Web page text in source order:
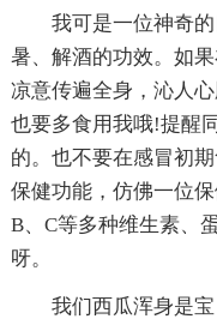
我可是一位神奇
暑、解酒的功效。如
凉意传遍全身，沁人
也要多食用我哦!提醒
的。也不要在感冒初
保健功能，仿佛一位
B、C等多种维生素、
呀。
我们西瓜浑身是